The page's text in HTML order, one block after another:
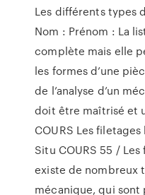
Les différents types
Nom : Prénom : La
complète mais elle
les formes d’une
de l’analyse d’un
doit être maîtrisé et
COURS Les
Situ COURS 55 /
existe de nombreux
mécanique, qui sont